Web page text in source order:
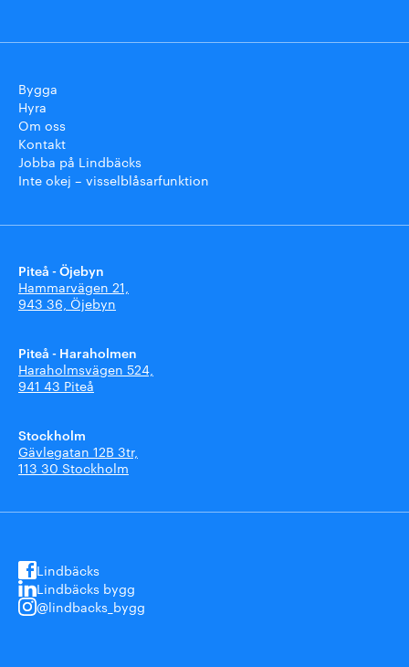
Bygga
Hyra
Om oss
Kontakt
Jobba på Lindbäcks
Inte okej – visselblåsarfunktion
Piteå - Öjebyn
Hammarvägen 21,
943 36, Öjebyn
Piteå - Haraholmen
Haraholmsvägen 524,
941 43 Piteå
Stockholm
Gävlegatan 12B 3tr,
113 30 Stockholm
Lindbäcks
Lindbäcks bygg
@lindbacks_bygg